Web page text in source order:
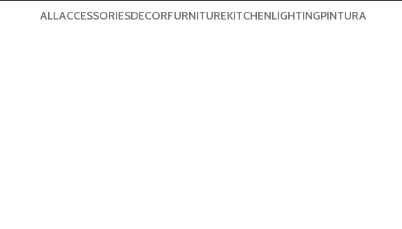
ALLACCESSORIESDECORFURNITUREKITCHENLIGHTINGPINTURA